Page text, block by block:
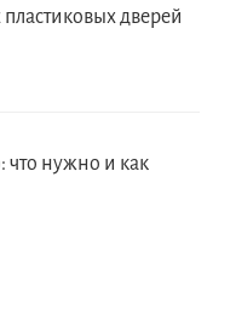
дверей
что нужно и как